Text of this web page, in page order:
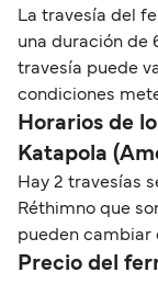
La travesía del
una duración de
travesía puede
condiciones
Horarios de
Katapola
Hay 2 travesías
Réthimno que
pueden cambiar
Precio del